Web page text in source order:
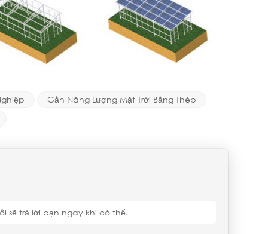
Gắn Năng Lượng Mặt Trời Bằng Thép
sẽ trả lời bạn ngay khi có thể.